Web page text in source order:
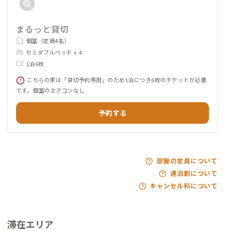
まるっと貸切
個室（定員4名）
セミダブルベッド x 4
1泊6枚
こちらの家は「貸切予約専用」のため1泊につき6枚のチケットが必要
です。個室のエアコンなし
予約する
部屋の定員について
連泊割について
キャンセル料について
滞在エリア